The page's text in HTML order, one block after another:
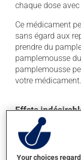
chaque dose
Ce médicament
sans égard aux
prendre du
pamplemousse
pamplemousse
votre médicament.
Effets
En plus de ses
l'occasion
secondaires),
Your choices